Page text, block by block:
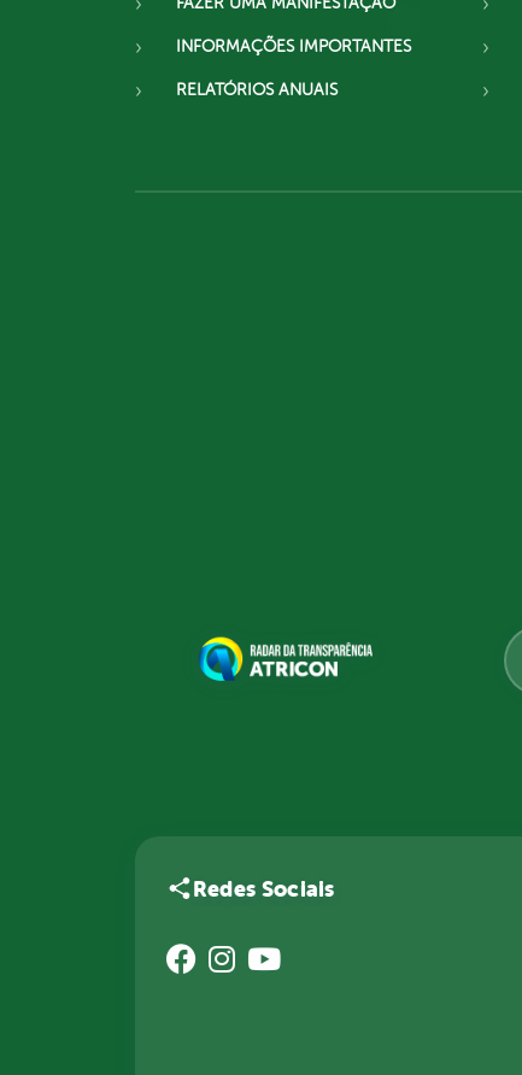
INFORMAÇÕES IMPORTANTES
RELATÓRIOS ANUAIS
Redes Sociais